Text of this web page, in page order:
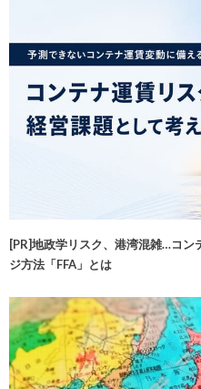
[PR]地政学リスク、港湾混雑…コン
ジ方法「FFA」とは